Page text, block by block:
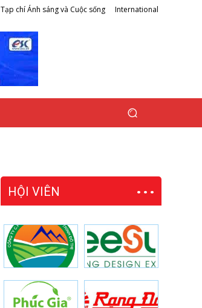
Tạp chí Ánh sáng và Cuộc sống International
HỘI VIÊN